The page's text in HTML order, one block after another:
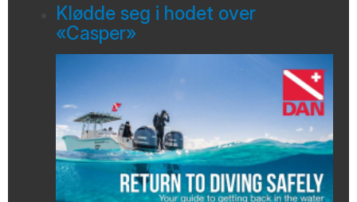
Klødde seg i hodet over
«Casper»